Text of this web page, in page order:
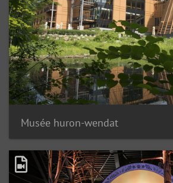
Musée huron-wendat